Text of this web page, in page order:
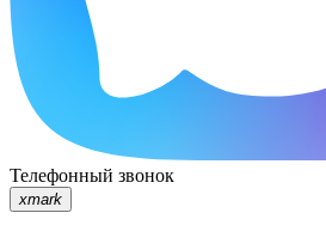
Телефонный звонок
xmark